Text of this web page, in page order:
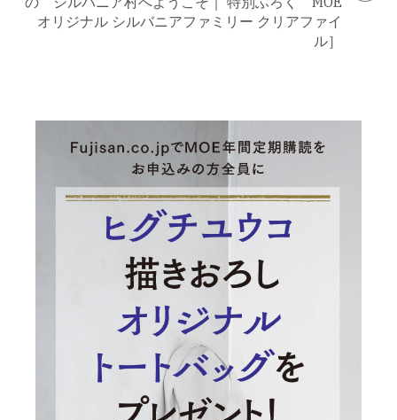
オリジナル シルバニアファミリー クリアファイ
ル］